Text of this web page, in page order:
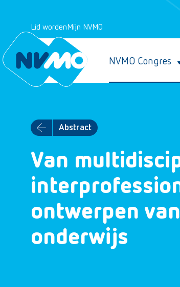
Lid wordenMijn NVMO
NVMO Congres
Abstract
Van
ontwerpen
onderwijs